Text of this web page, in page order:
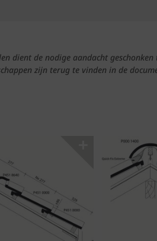
dient de nodige aandacht
zijn terug te vinden in de